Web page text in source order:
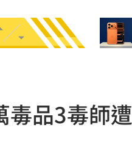
品3毒師遭